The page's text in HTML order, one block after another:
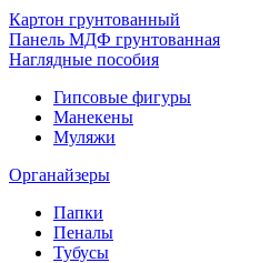
Картон грунтованный
Панель МДФ грунтованная
Наглядные пособия
Гипсовые фигуры
Манекены
Муляжи
Органайзеры
Папки
Пеналы
Тубусы